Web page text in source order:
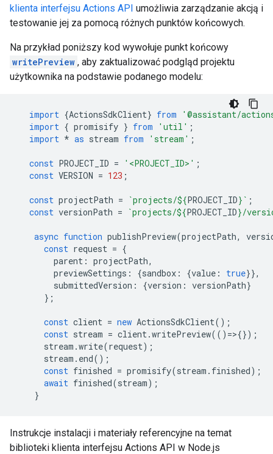
klienta interfejsu Actions API umożliwia zarządzanie akcją i
testowanie jej za pomocą różnych punktów końcowych.
Na przykład poniższy kod wywołuje punkt końcowy
writePreview , aby zaktualizować podgląd projektu
użytkownika na podstawie podanego modelu:
import {ActionsSdkClient} from
'@assistant/
import { promisify } from 'util' ;
import * as stream from 'stream' ;
const PROJECT_ID = '<PROJECT_ID>' ;
const VERSION = 123 ;
const projectPath = `projects/${PROJECT_ID} ` ;
const versionPath = `projects/${PROJECT_ID}/
async function publishPreview(projectPath,
const request = {
parent : projectPath,
previewSettings : {sandbox : {value : true}},
submittedVersion : {version : versionPath}
};
const client = new ActionsSdkClient();
const stream = client.writePreview(() =>{});
stream .write(request);
stream . end();
const finished = promisify(stream . finished);
await finished(stream);
}
Instrukcje instalacji i materiały referencyjne na temat
biblioteki klienta interfejsu Actions API w Node.js